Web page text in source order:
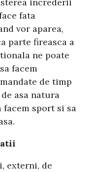
fata
vor aparea,
parte fireasca a
ne poate
facem
de timp
asa natura
facem sport si sa
externi, de